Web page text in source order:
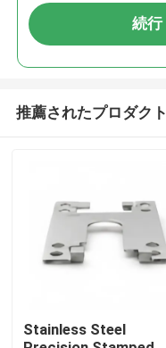
続行
推薦されたプロダクト
Stainless Steel